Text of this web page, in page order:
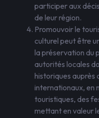
participer aux
de leur région.
Promouvoir le
culturel peut être
la préservation du
autorités locales
historiques auprès
internationaux, en
touristiques, des
mettant en valeur